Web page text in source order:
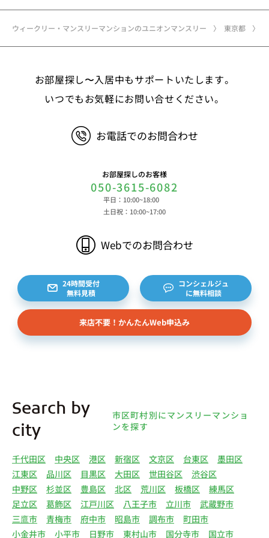
ウィークリー・マンスリーマンションのユニオンマンスリー 東京都
お部屋探し〜入居中もサポートいたします。
いつでもお気軽にお問い合せください。
お電話でのお問合わせ
お部屋探しのお客様
050-3615-6082
平日：10:00~18:00
土日祝：10:00~17:00
Webでのお問合わせ
24時間受付
無料見積
コンシェルジュ
に無料相談
来店不要！かんたんWeb申込み
Search by
city
市区町村別にマンスリーマンショ
ンを探す
千代田区 中央区 港区 新宿区 文京区 台東区
墨田区
江東区
品川区 目黒区 大田区 世田谷区
渋谷区
中野区
杉並区 豊島区 北区 荒川区 板橋区
練馬区
足立区
葛飾区 江戸川区 八王子市 立川市
武蔵野市
三鷹市
青梅市 府中市 昭島市 調布市
町田市
小金井市
小平市 日野市 東村山市 国分寺市 国立市